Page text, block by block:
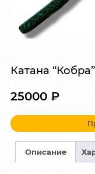
Катана “Кобра”
25000 ₽
Описание